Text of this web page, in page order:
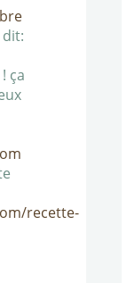
dit:
ça
recette-